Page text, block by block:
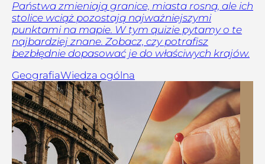
Państwa zmieniają granice, miasta rosną, ale ich
stolice wciąż pozostają najważniejszymi
punktami na mapie. W tym quizie pytamy o te
najbardziej znane. Zobacz, czy potrafisz
bezbłędnie dopasować je do właściwych krajów.
GeografiaWiedza ogólna